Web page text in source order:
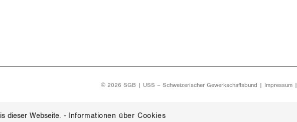
dieser Webseite. - Informationen über Cookies
© 2026 SGB | USS – Schweizerischer Gewerkschaftsbund | Impressum|